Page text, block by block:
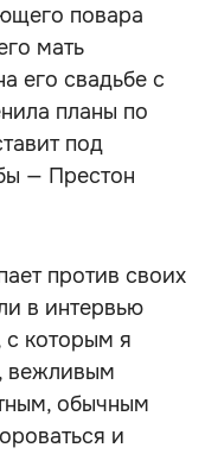
повара
мать
его свадьбе с
планы по
под
— Престон
против своих
в интервью
с которым я
вежливым
обычным
и